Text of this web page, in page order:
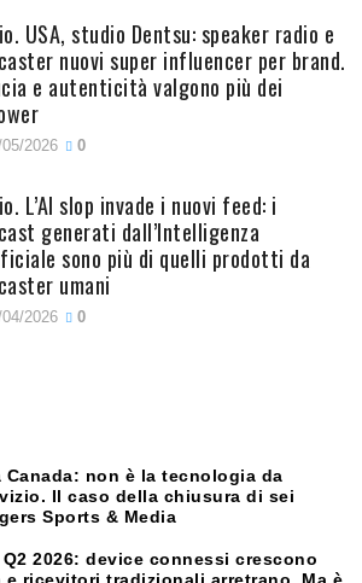
USA, studio Dentsu: speaker radio e
nuovi super influencer per brand.
e autenticità valgono più dei
05/2026 0
L’AI slop invade i nuovi feed: i
generati dall’Intelligenza
sono più di quelli prodotti da
umani
04/2026 0
Canada: non è la tecnologia da
Il caso della chiusura di sei
Sports & Media
2026: device connessi crescono
e ricevitori tradizionali arretrano. Ma è